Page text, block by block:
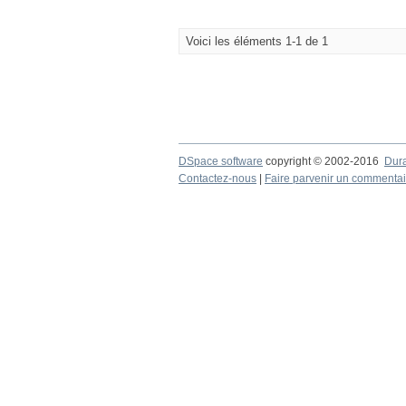
Voici les éléments 1-1 de 1
DSpace software copyright © 2002-2016
Contactez-nous
Faire parvenir un